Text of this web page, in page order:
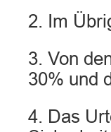
2. Im
3. Von
30% und
4. Das